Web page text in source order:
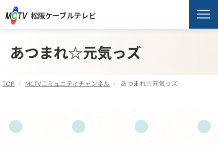
松阪ケーブルテレビ
あつまれ☆元気っズ
TOP MCTVコミュニティチャンネル あつまれ☆元気っズ